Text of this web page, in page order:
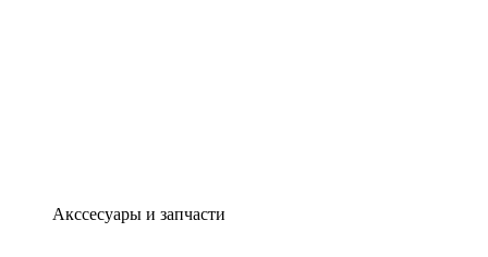
Акссесуары и запчасти